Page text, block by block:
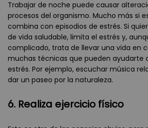
Trabajar de noche puede causar
procesos del organismo. Mucho más si
combina con episodios de estrés. Si
de vida saludable, limita el estrés y,
complicado, trata de llevar una vida en
muchas técnicas que pueden ayudarte
estrés. Por ejemplo, escuchar música
dar un paseo por la naturaleza.
6. Realiza ejercicio físico